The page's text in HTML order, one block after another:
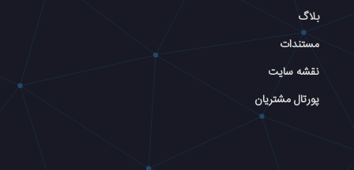
بلاگ
مستندات
نقشه سایت
پورتال مشتریان